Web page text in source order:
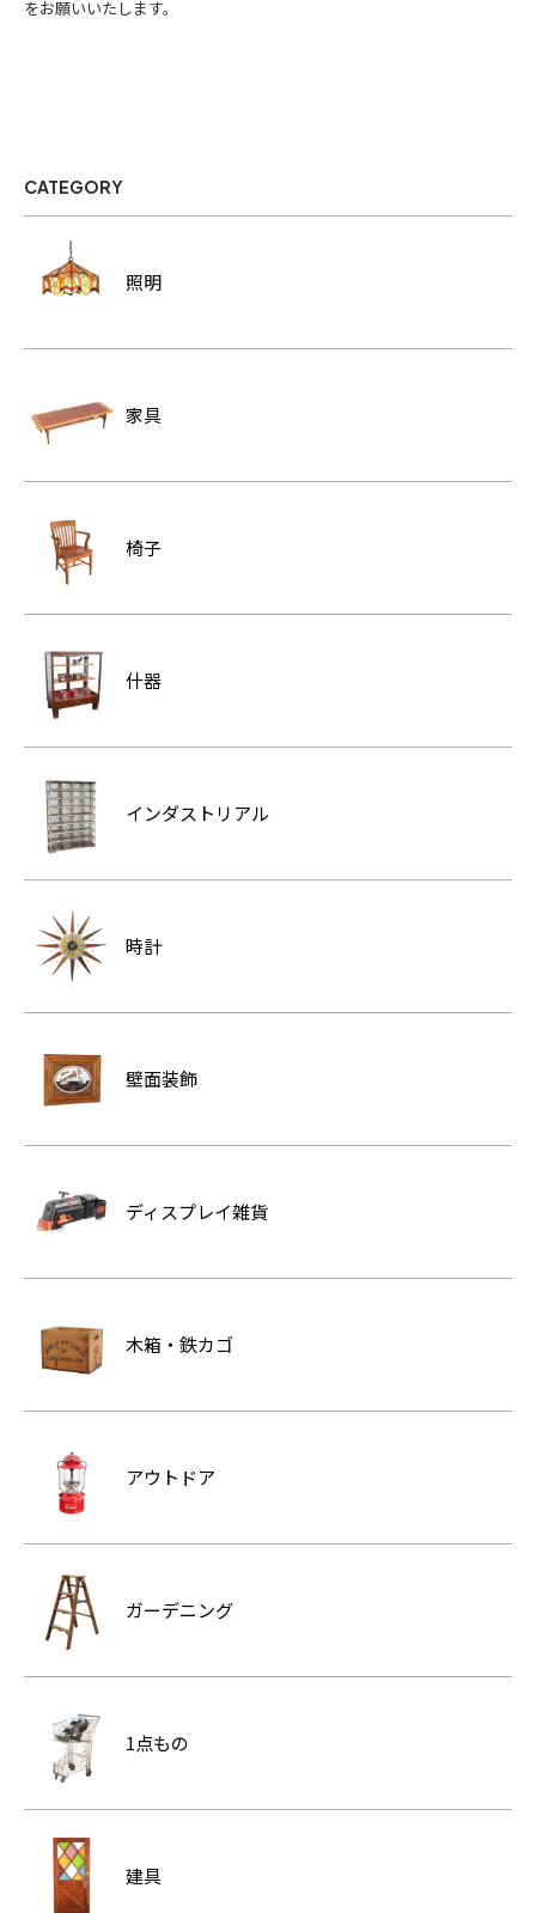
をお願いいたします。
CATEGORY
照明
家具
椅子
什器
インダストリアル
時計
壁面装飾
ディスプレイ雑貨
木箱・鉄カゴ
アウトドア
ガーデニング
1点もの
建具